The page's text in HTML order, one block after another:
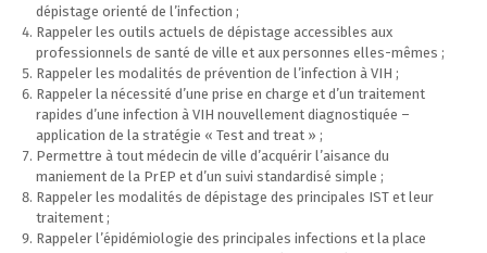
dépistage orienté de l’infection ;
Rappeler les outils actuels de dépistage accessibles aux
professionnels de santé de ville et aux personnes elles-mêmes ;
Rappeler les modalités de prévention de l’infection à VIH ;
Rappeler la nécessité d’une prise en charge et d’un traitement
rapides d’une infection à VIH nouvellement diagnostiquée –
application de la stratégie « Test and treat » ;
Permettre à tout médecin de ville d’acquérir l’aisance du
maniement de la PrEP et d’un suivi standardisé simple ;
Rappeler les modalités de dépistage des principales IST et leur
traitement ;
Rappeler l’épidémiologie des principales infections et la place